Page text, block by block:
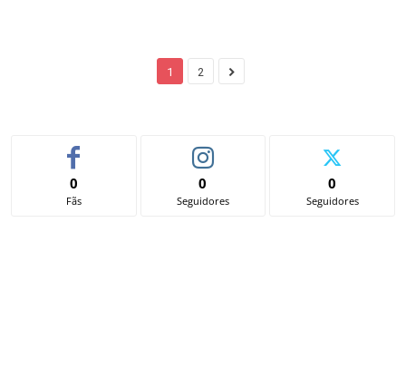
1 2
0
Fãs
0
Seguidores
0
Seguidores